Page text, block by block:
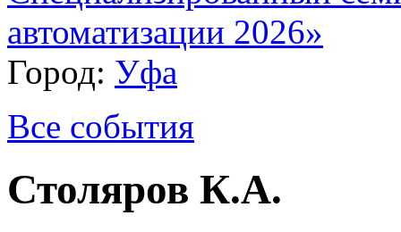
автоматизации 2026»
Город: Уфа
Все события
Столяров К.А.